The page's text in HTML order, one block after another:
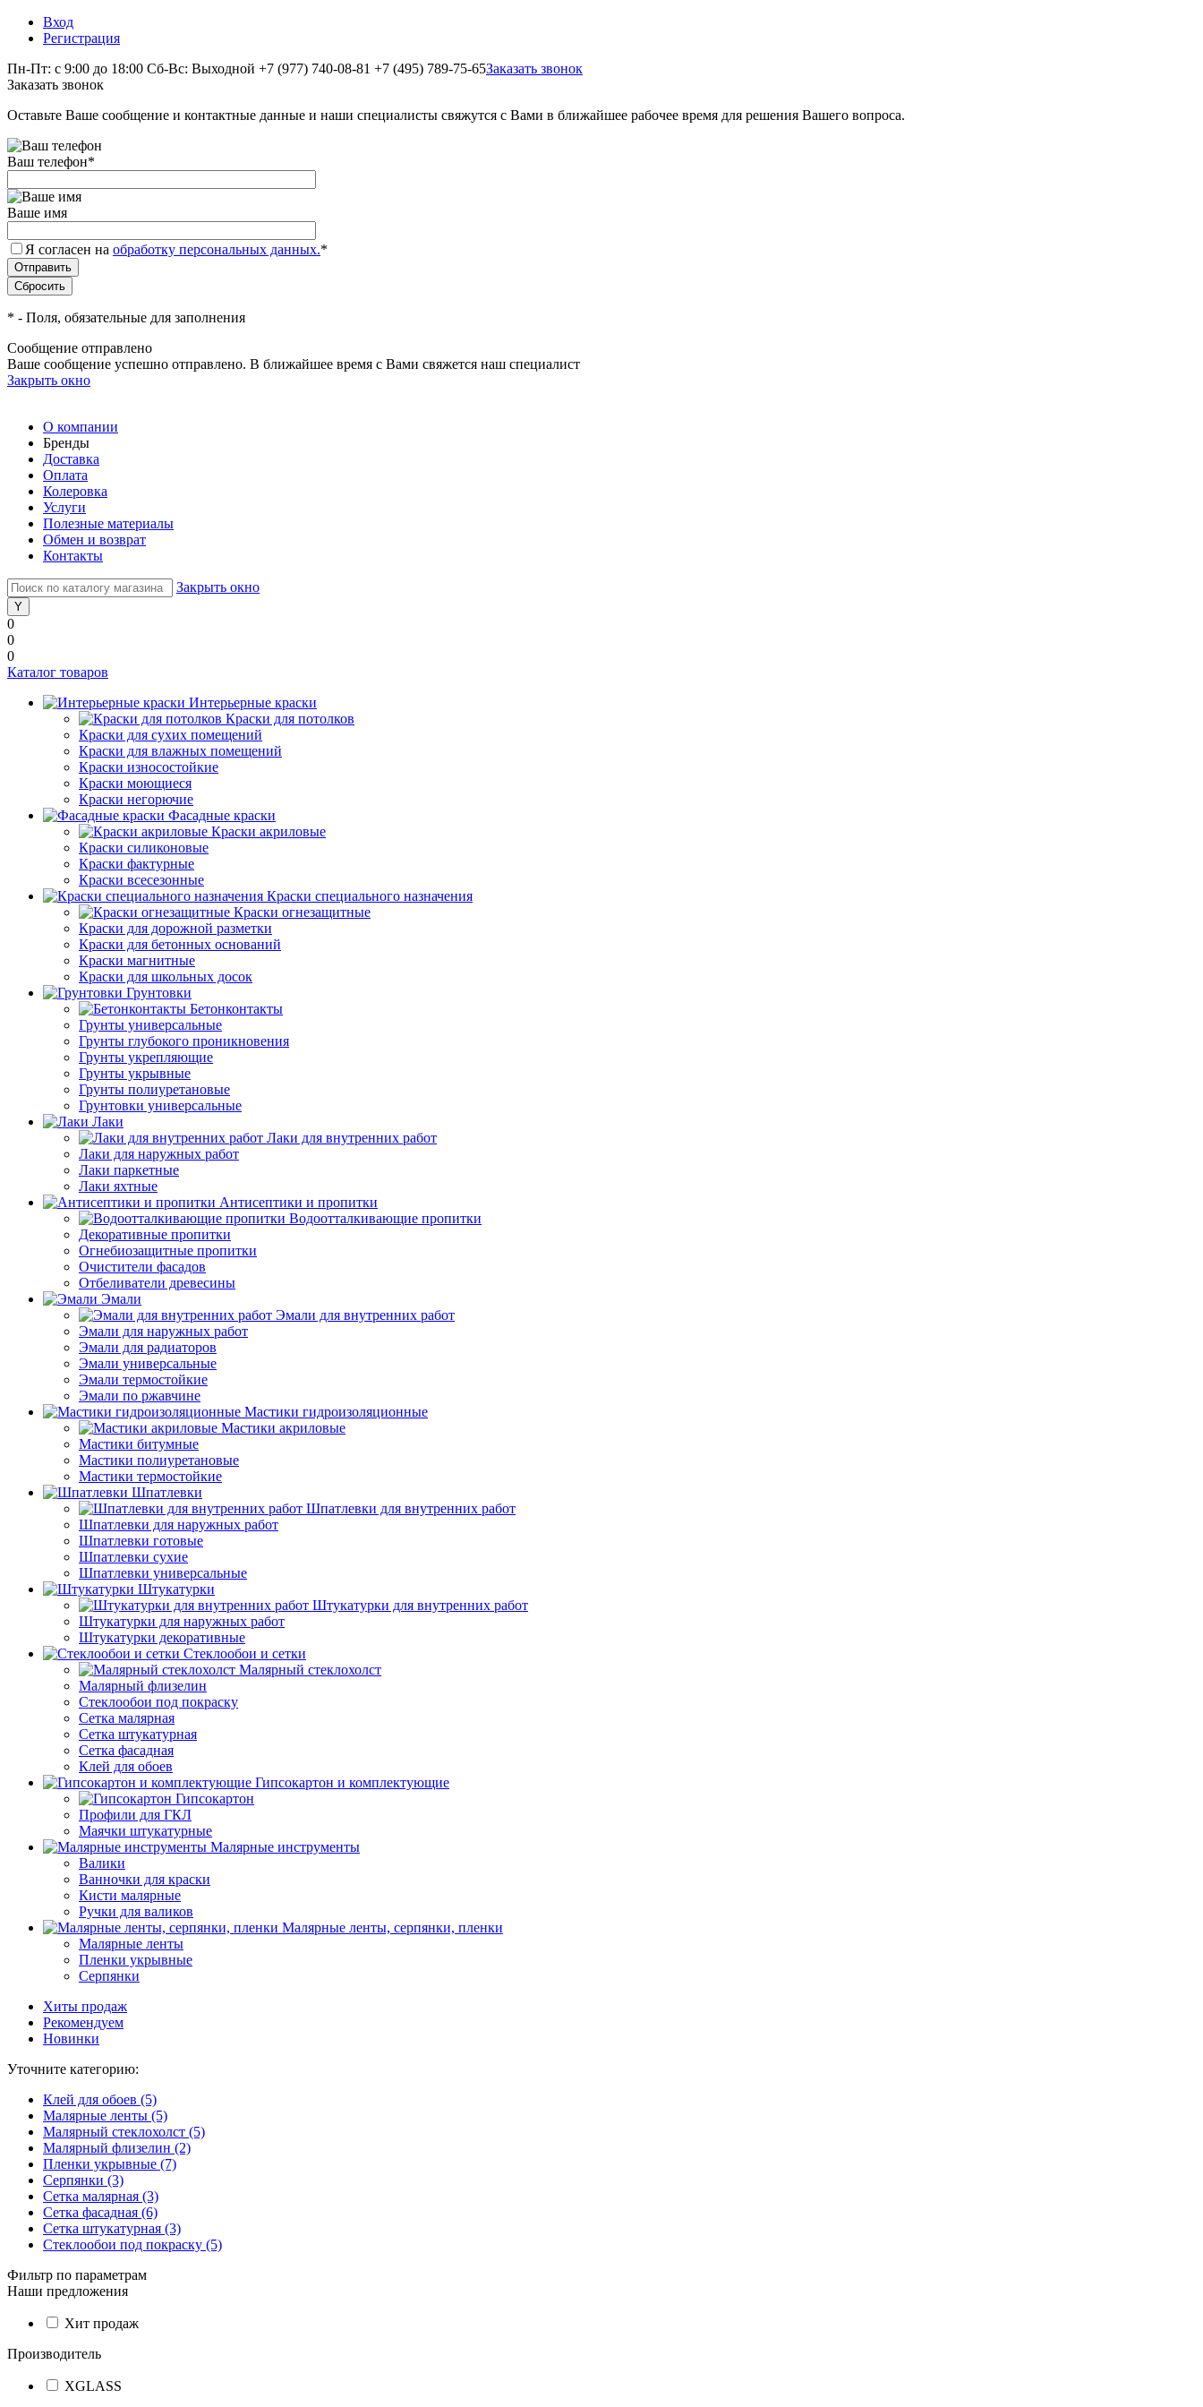
Вход
Регистрация
Пн-Пт: с 9:00 до 18:00 Сб-Вс: Выходной +7 (977) 740-08-81 +7 (495) 789-75-65Заказать звонок
Заказать звонок
Оставьте Ваше сообщение и контактные данные и наши специалисты свяжутся с Вами в ближайшее рабочее время для решения Вашего вопроса.
Ваш телефон*
Ваше имя
Я согласен на обработку персональных данных.*
* - Поля, обязательные для заполнения
Сообщение отправлено
Ваше сообщение успешно отправлено. В ближайшее время с Вами свяжется наш специалист
Закрыть окно
О компании
Бренды
Доставка
Оплата
Колеровка
Услуги
Полезные материалы
Обмен и возврат
Контакты
Закрыть окно
0
0
0
Каталог товаров
Интерьерные краски
Краски для потолков
Краски для сухих помещений
Краски для влажных помещений
Краски износостойкие
Краски моющиеся
Краски негорючие
Фасадные краски
Краски акриловые
Краски силиконовые
Краски фактурные
Краски всесезонные
Краски специального назначения
Краски огнезащитные
Краски для дорожной разметки
Краски для бетонных оснований
Краски магнитные
Краски для школьных досок
Грунтовки
Бетонконтакты
Грунты универсальные
Грунты глубокого проникновения
Грунты укрепляющие
Грунты укрывные
Грунты полиуретановые
Грунтовки универсальные
Лаки
Лаки для внутренних работ
Лаки для наружных работ
Лаки паркетные
Лаки яхтные
Антисептики и пропитки
Водоотталкивающие пропитки
Декоративные пропитки
Огнебиозащитные пропитки
Очистители фасадов
Отбеливатели древесины
Эмали
Эмали для внутренних работ
Эмали для наружных работ
Эмали для радиаторов
Эмали универсальные
Эмали термостойкие
Эмали по ржавчине
Мастики гидроизоляционные
Мастики акриловые
Мастики битумные
Мастики полиуретановые
Мастики термостойкие
Шпатлевки
Шпатлевки для внутренних работ
Шпатлевки для наружных работ
Шпатлевки готовые
Шпатлевки сухие
Шпатлевки универсальные
Штукатурки
Штукатурки для внутренних работ
Штукатурки для наружных работ
Штукатурки декоративные
Стеклообои и сетки
Малярный стеклохолст
Малярный флизелин
Стеклообои под покраску
Сетка малярная
Сетка штукатурная
Сетка фасадная
Клей для обоев
Гипсокартон и комплектующие
Гипсокартон
Профили для ГКЛ
Маячки штукатурные
Малярные инструменты
Валики
Ванночки для краски
Кисти малярные
Ручки для валиков
Малярные ленты, серпянки, пленки
Малярные ленты
Пленки укрывные
Серпянки
Хиты продаж
Рекомендуем
Новинки
Уточните категорию:
Клей для обоев (5)
Малярные ленты (5)
Малярный стеклохолст (5)
Малярный флизелин (2)
Пленки укрывные (7)
Серпянки (3)
Сетка малярная (3)
Сетка фасадная (6)
Сетка штукатурная (3)
Стеклообои под покраску (5)
Фильтр по параметрам
Наши предложения
Хит продаж
Производитель
XGLASS